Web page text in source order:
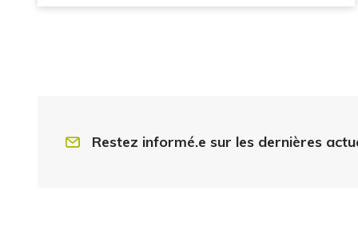
Restez informé.e sur les dernières